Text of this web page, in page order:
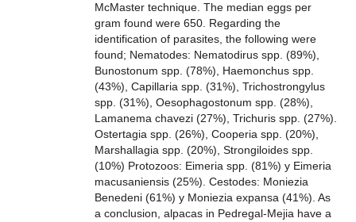
McMaster technique. The median eggs per
gram found were 650. Regarding the
identification of parasites, the following were
found; Nematodes: Nematodirus spp. (89%),
Bunostonum spp. (78%), Haemonchus spp.
(43%), Capillaria spp. (31%), Trichostrongylus
spp. (31%), Oesophagostonum spp. (28%),
Lamanema chavezi (27%), Trichuris spp. (27%).
Ostertagia spp. (26%), Cooperia spp. (20%),
Marshallagia spp. (20%), Strongiloides spp.
(10%) Protozoos: Eimeria spp. (81%) y Eimeria
macusaniensis (25%). Cestodes: Moniezia
Benedeni (61%) y Moniezia expansa (41%). As
a conclusion, alpacas in Pedregal-Mejia have a